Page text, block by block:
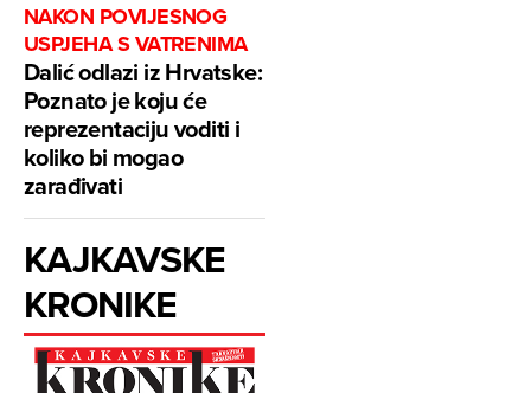
NAKON POVIJESNOG
USPJEHA S VATRENIMA
Dalić odlazi iz Hrvatske:
Poznato je koju će
reprezentaciju voditi i
koliko bi mogao
zarađivati
KAJKAVSKE
KRONIKE